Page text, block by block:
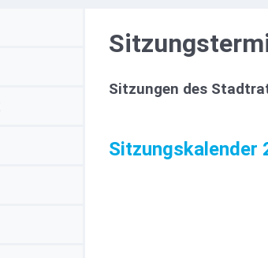
Sitzungen des
Sitzungskalender